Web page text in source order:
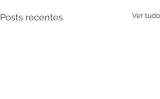
Posts recentes Ver tudo